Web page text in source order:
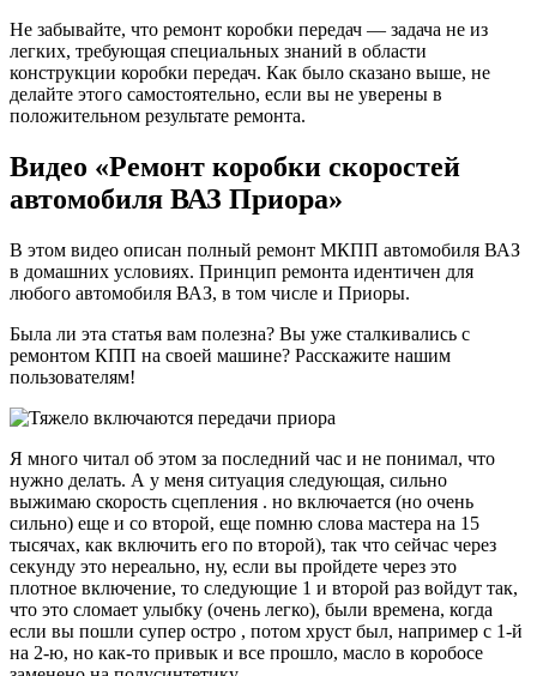
Не забывайте, что ремонт коробки передач — задача не из
легких, требующая специальных знаний в области
конструкции коробки передач. Как было сказано выше, не
делайте этого самостоятельно, если вы не уверены в
положительном результате ремонта.
Видео «Ремонт коробки скоростей
автомобиля ВАЗ Приора»
В этом видео описан полный ремонт МКПП автомобиля ВАЗ
в домашних условиях. Принцип ремонта идентичен для
любого автомобиля ВАЗ, в том числе и Приоры.
Была ли эта статья вам полезна? Вы уже сталкивались с
ремонтом КПП на своей машине? Расскажите нашим
пользователям!
Я много читал об этом за последний час и не понимал, что
нужно делать. А у меня ситуация следующая, сильно
выжимаю скорость сцепления . но включается (но очень
сильно) еще и со второй, еще помню слова мастера на 15
тысячах, как включить его по второй), так что сейчас через
секунду это нереально, ну, если вы пройдете через это
плотное включение, то следующие 1 и второй раз войдут так,
что это сломает улыбку (очень легко), были времена, когда
если вы пошли супер остро , потом хруст был, например с 1-й
на 2-ю, но как-то привык и все прошло, масло в коробосе